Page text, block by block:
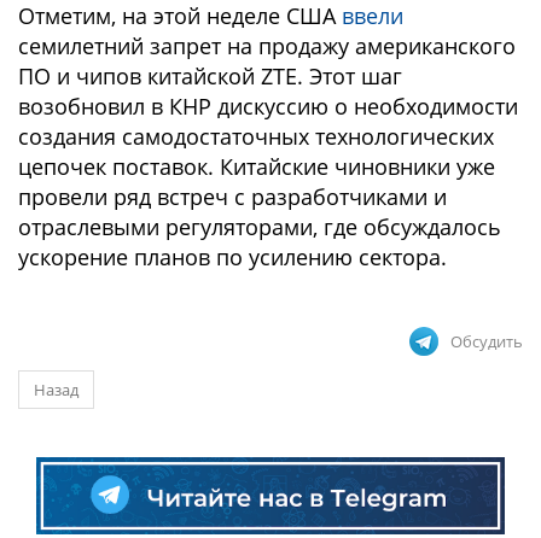
Отметим, на этой неделе США ввели
семилетний запрет на продажу американского
ПО и чипов китайской ZTE. Этот шаг
возобновил в КНР дискуссию о необходимости
создания самодостаточных технологических
цепочек поставок. Китайские чиновники уже
провели ряд встреч с разработчиками и
отраслевыми регуляторами, где обсуждалось
ускорение планов по усилению сектора.
Обсудить
Назад